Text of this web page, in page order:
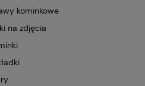
kominkowe
na zdjęcia